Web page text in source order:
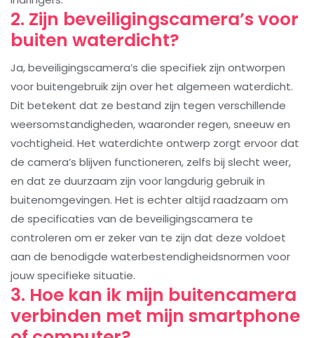
2. Zijn beveiligingscamera’s voor
buiten waterdicht?
Ja, beveiligingscamera’s die specifiek zijn ontworpen
voor buitengebruik zijn over het algemeen waterdicht.
Dit betekent dat ze bestand zijn tegen verschillende
weersomstandigheden, waaronder regen, sneeuw en
vochtigheid. Het waterdichte ontwerp zorgt ervoor dat
de camera’s blijven functioneren, zelfs bij slecht weer,
en dat ze duurzaam zijn voor langdurig gebruik in
buitenomgevingen. Het is echter altijd raadzaam om
de specificaties van de beveiligingscamera te
controleren om er zeker van te zijn dat deze voldoet
aan de benodigde waterbestendigheidsnormen voor
jouw specifieke situatie.
3. Hoe kan ik mijn buitencamera
verbinden met mijn smartphone